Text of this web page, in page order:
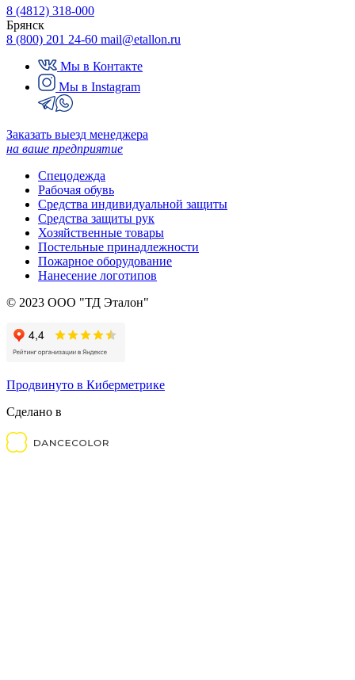
8 (4812) 318-000
Брянск
8 (800) 201 24-60 mail@etallon.ru
Мы в Контакте
Мы в Instagram
Заказать выезд менеджера
на ваше предприятие
Спецодежда
Рабочая обувь
Средства индивидуальной защиты
Средства защиты рук
Хозяйственные товары
Постельные принадлежности
Пожарное оборудование
Нанесение логотипов
© 2023 ООО "ТД Эталон"
Продвинуто в Киберметрике
Сделано в